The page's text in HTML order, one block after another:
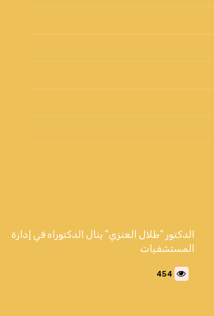
الدكتور "طلال العنزي" ينال الدكتوراه في إدارة
المستشفيات
454